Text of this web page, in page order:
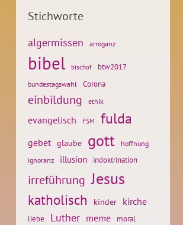
Stichworte
algermissen arroganz
bibel bischof btw2017
bundestagswahl Corona
einbildung ethik
evangelisch FSM fulda
gebet glaube gott
hoffnung
ignoranz
illusion indoktrination
irreführung Jesus
katholisch kinder kirche
liebe Luther meme moral